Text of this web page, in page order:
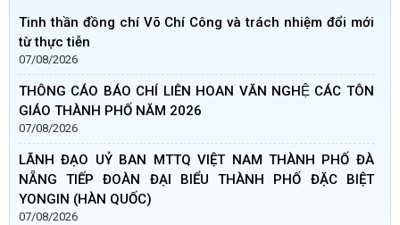
Tinh thần đồng chí Võ Chí Công và trách nhiệm đổi mới
từ thực tiễn
07/08/2026
THÔNG CÁO BÁO CHÍ LIÊN HOAN VĂN NGHỆ CÁC TÔN
GIÁO THÀNH PHỐ NĂM 2026
07/08/2026
LÃNH ĐẠO UỶ BAN MTTQ VIỆT NAM THÀNH PHỐ ĐÀ
NẴNG TIẾP ĐOÀN ĐẠI BIỂU THÀNH PHỐ ĐẶC BIỆT
YONGIN (HÀN QUỐC)
07/08/2026